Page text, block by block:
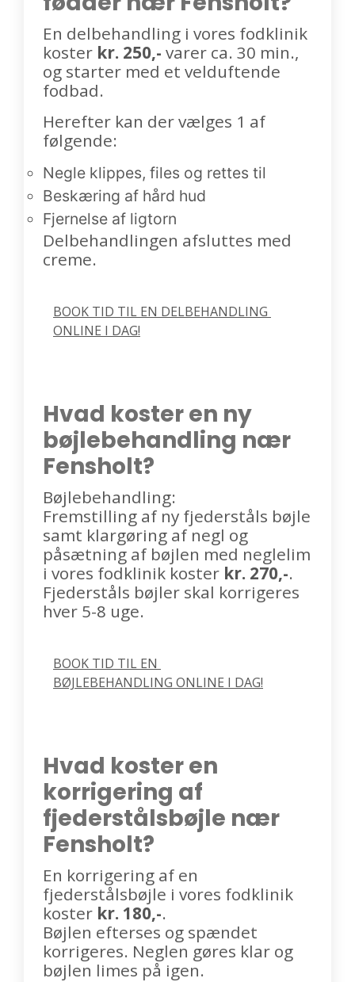
En delbehandling i vores fodklinik
koster kr. 250,- varer ca. 30 min.,
og starter med et velduftende
fodbad.
Herefter kan der vælges 1 af
følgende:
Negle klippes, files og rettes til
Beskæring af hård hud
Fjernelse af ligtorn
Delbehandlingen afsluttes med
creme.
BOOK TID TIL EN DELBEHANDLING
ONLINE I DAG!
Hvad koster en ny
bøjlebehandling nær
Fensholt?
Bøjlebehandling:
Fremstilling af ny fjederståls bøjle
samt klargøring af negl og
påsætning af bøjlen med neglelim
i vores fodklinik koster kr. 270,-.
Fjederståls bøjler skal korrigeres
hver 5-8 uge.
BOOK TID TIL EN
BØJLEBEHANDLING ONLINE I DAG!
Hvad koster en
korrigering af
fjederstålsbøjle nær
Fensholt?
En korrigering af en
fjederstålsbøjle i vores fodklinik
koster kr. 180,-.
Bøjlen efterses og spændet
korrigeres. Neglen gøres klar og
bøjlen limes på igen.